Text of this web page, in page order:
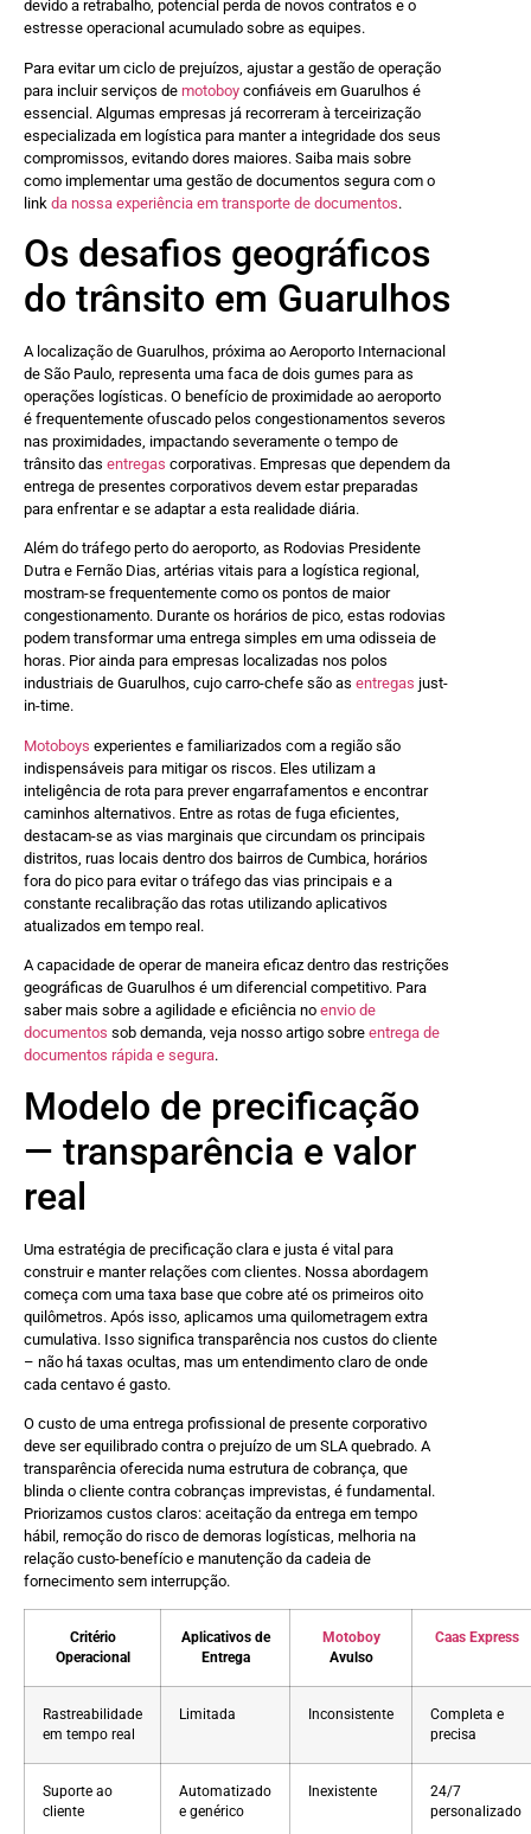
devido a retrabalho, potencial perda de novos contratos e o
estresse operacional acumulado sobre as equipes.
Para evitar um ciclo de prejuízos, ajustar a gestão de operação
para incluir serviços de motoboy confiáveis em Guarulhos é
essencial. Algumas empresas já recorreram à terceirização
especializada em logística para manter a integridade dos seus
compromissos, evitando dores maiores. Saiba mais sobre
como implementar uma gestão de documentos segura com o
link da nossa experiência em transporte de documentos.
Os desafios geográficos
do trânsito em Guarulhos
A localização de Guarulhos, próxima ao Aeroporto Internacional
de São Paulo, representa uma faca de dois gumes para as
operações logísticas. O benefício de proximidade ao aeroporto
é frequentemente ofuscado pelos congestionamentos severos
nas proximidades, impactando severamente o tempo de
trânsito das entregas corporativas. Empresas que dependem da
entrega de presentes corporativos devem estar preparadas
para enfrentar e se adaptar a esta realidade diária.
Além do tráfego perto do aeroporto, as Rodovias Presidente
Dutra e Fernão Dias, artérias vitais para a logística regional,
mostram-se frequentemente como os pontos de maior
congestionamento. Durante os horários de pico, estas rodovias
podem transformar uma entrega simples em uma odisseia de
horas. Pior ainda para empresas localizadas nos polos
industriais de Guarulhos, cujo carro-chefe são as entregas just-
in-time.
Motoboys experientes e familiarizados com a região são
indispensáveis para mitigar os riscos. Eles utilizam a
inteligência de rota para prever engarrafamentos e encontrar
caminhos alternativos. Entre as rotas de fuga eficientes,
destacam-se as vias marginais que circundam os principais
distritos, ruas locais dentro dos bairros de Cumbica, horários
fora do pico para evitar o tráfego das vias principais e a
constante recalibração das rotas utilizando aplicativos
atualizados em tempo real.
A capacidade de operar de maneira eficaz dentro das restrições
geográficas de Guarulhos é um diferencial competitivo. Para
saber mais sobre a agilidade e eficiência no envio de
documentos sob demanda, veja nosso artigo sobre entrega de
documentos rápida e segura.
Modelo de precificação
— transparência e valor
real
Uma estratégia de precificação clara e justa é vital para
construir e manter relações com clientes. Nossa abordagem
começa com uma taxa base que cobre até os primeiros oito
quilômetros. Após isso, aplicamos uma quilometragem extra
cumulativa. Isso significa transparência nos custos do cliente
– não há taxas ocultas, mas um entendimento claro de onde
cada centavo é gasto.
O custo de uma entrega profissional de presente corporativo
deve ser equilibrado contra o prejuízo de um SLA quebrado. A
transparência oferecida numa estrutura de cobrança, que
blinda o cliente contra cobranças imprevistas, é fundamental.
Priorizamos custos claros: aceitação da entrega em tempo
hábil, remoção do risco de demoras logísticas, melhoria na
relação custo-benefício e manutenção da cadeia de
fornecimento sem interrupção.
Critério
Operacional
Aplicativos de
Entrega
Motoboy
Avulso
Caas Express
Rastreabilidade
em tempo real
Limitada Inconsistente
Completa e
precisa
Suporte ao
cliente
Automatizado
e genérico
Inexistente
24/7
personalizado